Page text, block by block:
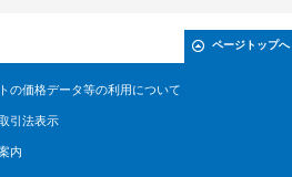
ページトップへ
の価格データ等の利用について
引法表示
内